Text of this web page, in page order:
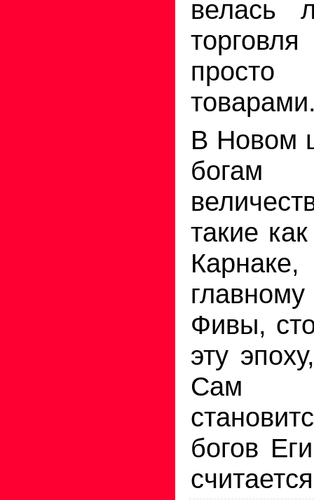
велась
просто
В Новом
богам
такие
Фивы,
эту
Сам
богов